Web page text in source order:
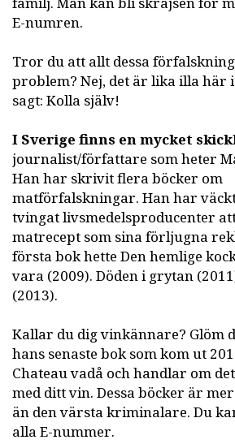
E-numren.
Tror du att allt dessa
problem? Nej, det är lika illa här
sagt: Kolla själv!
I Sverige finns en mycket
journalist/författare som heter
Han har skrivit flera böcker om
matförfalskningar. Han har
tvingat livsmedelsproducenter
matrecept som sina förljugna
första bok hette Den hemlige
vara (2009). Döden i grytan
(2013).
Kallar du dig vinkännare? Glöm
hans senaste bok som kom ut
Chateau vadå och handlar om
med ditt vin. Dessa böcker är
än den värsta kriminalare. Du
alla E-nummer.